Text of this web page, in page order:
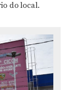
do local.